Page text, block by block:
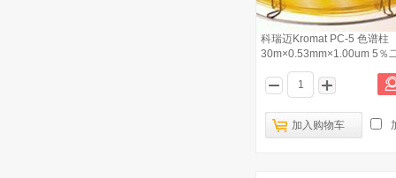
科瑞迈Kromat PC-5 色谱柱
30m×0.53mm×1.00um 5％
95％二甲
加入购物车